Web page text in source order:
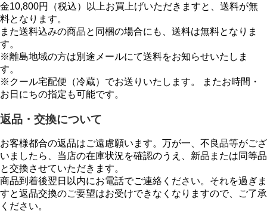
金10,800円（税込）以上お買上げいただきますと、送料が無
料となります。
また送料込みの商品と同梱の場合にも、送料は無料となりま
す。
※離島地域の方は別途メールにて送料をお知らせいたしま
す。
※クール宅配便（冷蔵）でお送りいたします。 またお時間・
お日にちの指定も可能です。
返品・交換について
お客様都合の返品はご遠慮願います。万が一、不良品等がござ
いましたら、当店の在庫状況を確認のうえ、新品または同等品
と交換させていただきます。
商品到着後翌日以内にお電話でご連絡ください。それを過ぎま
すと返品交換のご要望はお受けできなくなりますので、ご了承
ください。